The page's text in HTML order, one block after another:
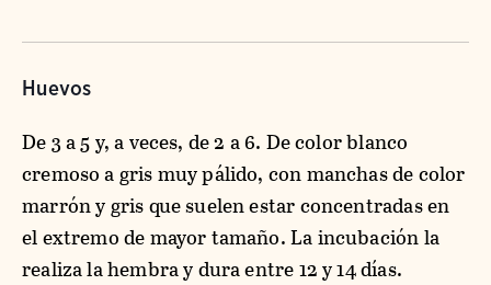
Huevos
De 3 a 5 y, a veces, de 2 a 6. De color blanco
cremoso a gris muy pálido, con manchas de color
marrón y gris que suelen estar concentradas en
el extremo de mayor tamaño. La incubación la
realiza la hembra y dura entre 12 y 14 días.